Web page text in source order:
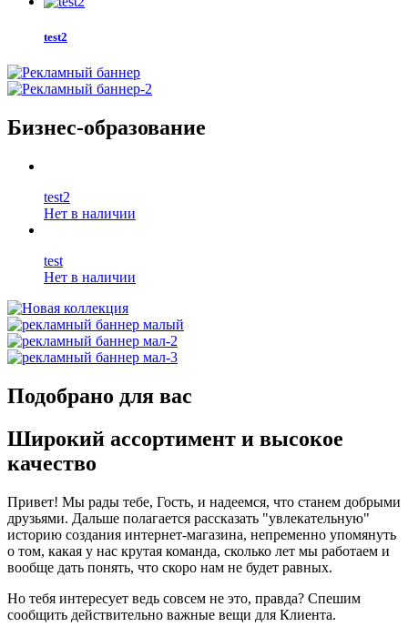
test2
Бизнес-образование
test2
Нет в наличии
test
Нет в наличии
Подобрано для вас
Широкий ассортимент и высокое
качество
Привет! Мы рады тебе, Гость, и надеемся, что станем добрыми
друзьями. Дальше полагается рассказать "увлекательную"
историю создания интернет-магазина, непременно упомянуть
о том, какая у нас крутая команда, сколько лет мы работаем и
вообще дать понять, что скоро нам не будет равных.
Но тебя интересует ведь совсем не это, правда? Спешим
сообщить действительно важные вещи для Клиента.